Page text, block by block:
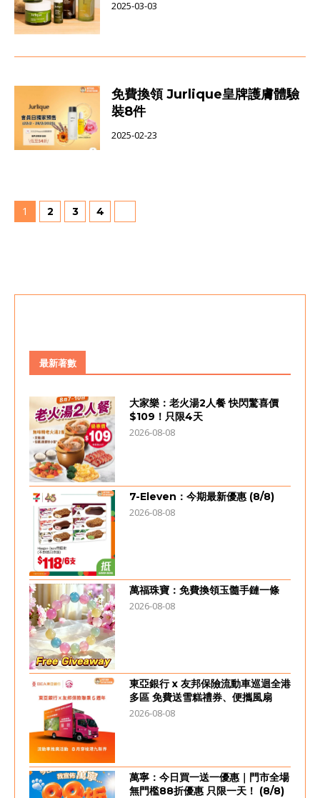
2025-03-03
免費換領 Jurlique皇牌護膚體驗
裝8件
2025-02-23
1 2 3 4
最新著數
大家樂：老火湯2人餐 快閃驚喜價
$109！只限4天
2026-08-08
7-Eleven：今期最新優惠 (8/8)
2026-08-08
萬福珠寶：免費換領玉髓手鏈一條
2026-08-08
東亞銀行 x 友邦保險流動車巡迴全港
多區 免費送雪糕禮券、便攜風扇
2026-08-08
萬寧：今日買一送一優惠｜門市全場
無門檻88折優惠 只限一天！ (8/8)